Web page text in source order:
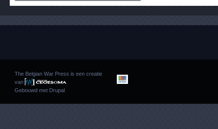
The Belgian War Press is een creatie
van
Gebouwd met Drupal